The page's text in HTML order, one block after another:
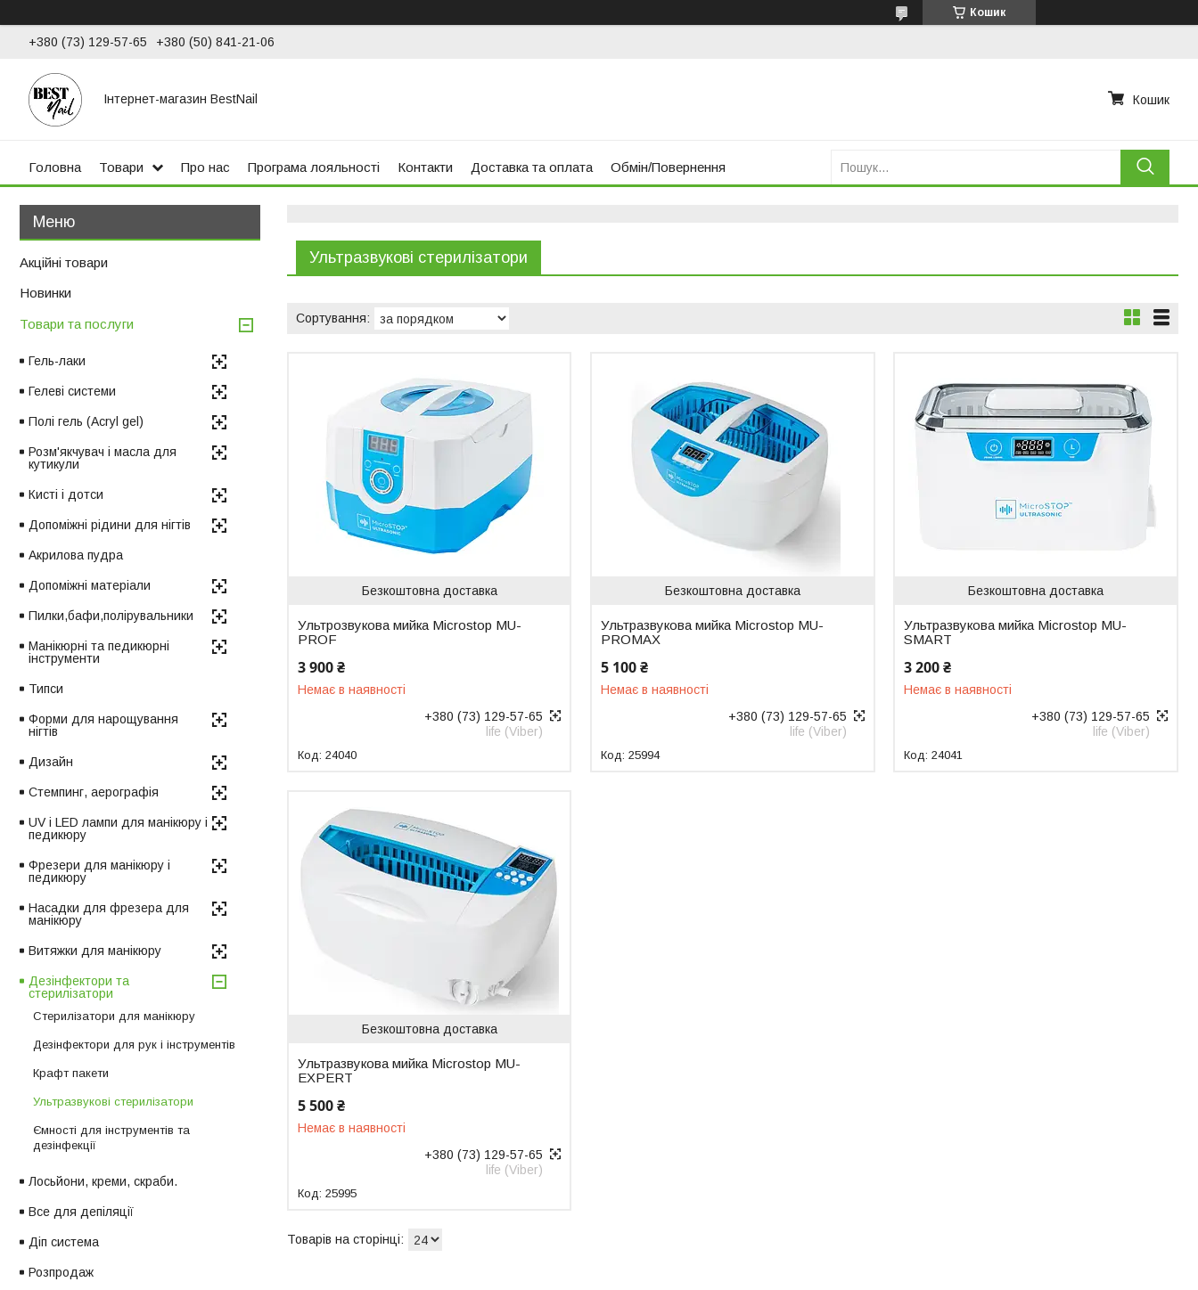
Кошик
+380 (73) 129-57-65 +380 (50) 841-21-06
Інтернет-магазин BestNail Кошик
Головна Товари Про нас Програма лояльності Контакти Доставка та оплата Обмін/Повернення
Ультразвукові стерилізатори
Безкоштовна доставка
Ультрозвукова мийка Microstop MU-
PROF
3 900 ₴
Немає в наявності
+380 (73) 129-57-65
life (Viber)
24040
Безкоштовна доставка
Ультразвукова мийка Microstop MU-
PROMAX
5 100 ₴
Немає в наявності
+380 (73) 129-57-65
life (Viber)
25994
Безкоштовна доставка
Ультразвукова мийка Microstop MU-
SMART
3 200 ₴
Немає в наявності
+380 (73) 129-57-65
life (Viber)
24041
Безкоштовна доставка
Ультразвукова мийка Microstop MU-
EXPERT
5 500 ₴
Немає в наявності
+380 (73) 129-57-65
life (Viber)
25995
Акційні товари
Новинки
Товари та послуги
Гель-лаки
Гелеві системи
Полі гель (Acryl gel)
Розм'якчувач і масла для
кутикули
Кисті і дотси
Допоміжні рідини для нігтів
Акрилова пудра
Допоміжні матеріали
Пилки,бафи,полірувальники
Манікюрні та педикюрні
інструменти
Типси
Форми для нарощування
нігтів
Дизайн
Стемпинг, аерографія
UV і LED лампи для манікюру і
педикюру
Фрезери для манікюру і
педикюру
Насадки для фрезера для
манікюру
Витяжки для манікюру
Дезінфектори та
стерилізатори
Стерилізатори для манікюру
Дезінфектори для рук і інструментів
Крафт пакети
Ультразвукові стерилізатори
Ємності для інструментів та
дезінфекції
Лосьйони, креми, скраби.
Все для депіляції
Діп система
Розпродаж